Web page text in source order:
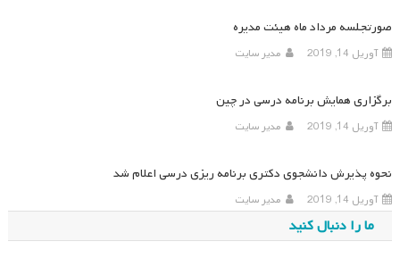
صورتجلسه مرداد ماه هیئت مدیره
آوریل 14, 2019 مدیر سایت
برگزاری همایش برنامه درسی در چین
آوریل 14, 2019 مدیر سایت
نحوه پذیرش دانشجوی دکتری برنامه ریزی درسی اعلام شد
آوریل 14, 2019 مدیر سایت
ما را دنبال کنید